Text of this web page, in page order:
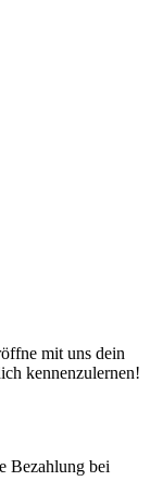
mit uns dein
kennenzulernen!